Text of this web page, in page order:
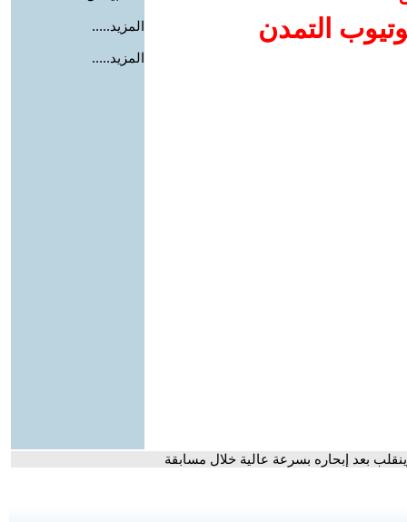
التمدن
المزيد.....
المزيد.....
بعد إبحاره بسرعة عالية خلال مسابقة